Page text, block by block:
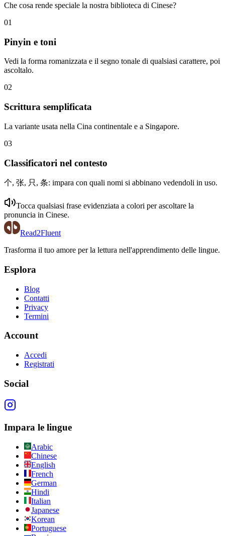
Che cosa rende speciale la nostra biblioteca di Cinese?
01
Pinyin e toni
Vedi la forma romanizzata e il segno tonale di qualsiasi carattere, poi
ascoltalo.
02
Scrittura semplificata
La variante usata nella Cina continentale e a Singapore.
03
Classificatori nel contesto
个, 张, 只, 条: impara con quali nomi si abbinano vedendoli in uso.
Tocca qualsiasi frase evidenziata a colori per ascoltare la
pronuncia in Cinese.
Read2Fluent
Trasforma il tuo amore per la lettura nell'apprendimento delle lingue.
Esplora
Blog
Contatti
Privacy
Termini
Account
Accedi
Registrati
Social
Impara le lingue
Arabic
Chinese
English
French
German
Hindi
Italian
Japanese
Korean
Portuguese